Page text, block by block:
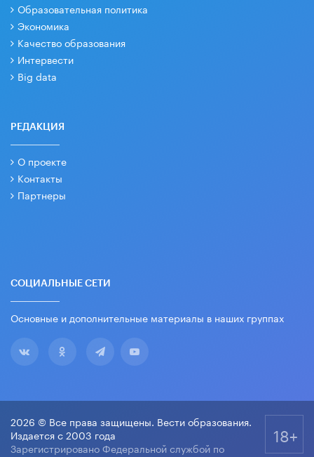
Образовательная политика
Экономика
Качество образования
Интервести
Big data
РЕДАКЦИЯ
О проекте
Контакты
Партнеры
СОЦИАЛЬНЫЕ СЕТИ
Основные и дополнительные материалы в наших группах
2026 © Все права защищены. Вести образования.
Издается с 2003 года
Зарегистрировано Федеральной службой по
18+